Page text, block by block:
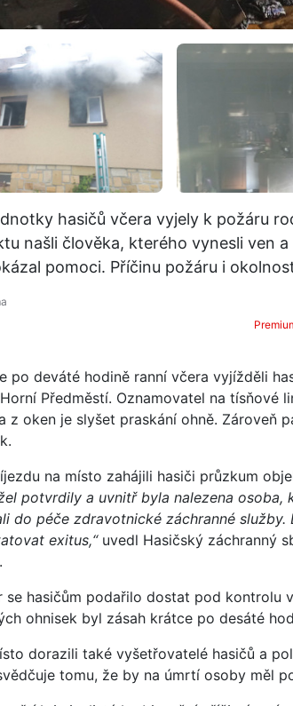
hasičů včera vyjely k požáru
našli člověka, kterého vynesli ven
pomoci. Příčinu požáru i
po deváté hodině ranní včera vyjížděli
Předměstí. Oznamovatel na tísňové
z oken je slyšet praskání ohně. Zároveň
na místo zahájili hasiči průzkum
potvrdily a uvnitř byla nalezena osoba,
do péče zdravotnické záchranné
exitus,“uvedl Hasičský záchranný
se hasičům podařilo dostat pod kontrolu
ohnisek byl zásah krátce po desáté
dorazili také vyšetřovatelé hasičů a
tomu, že by na úmrtí osoby měl